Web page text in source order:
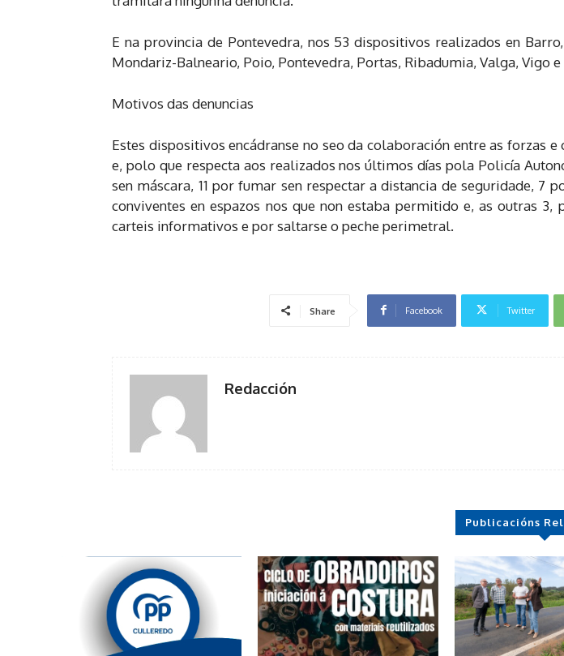
E na provincia de Pontevedra, nos 53 dispositivos realizados en
Mondariz-Balneario, Poio, Pontevedra, Portas, Ribadumia, Valga, Vigo
Motivos das denuncias
Estes dispositivos encádranse no seo da colaboración entre as forzas
e, polo que respecta aos realizados nos últimos días pola Policía
sen máscara, 11 por fumar sen respectar a distancia de seguridade, 7
conviventes en espazos nos que non estaba permitido e, as outras
carteis informativos e por saltarse o peche perimetral.
Share Facebook Twitter
Redacción
Publicacións